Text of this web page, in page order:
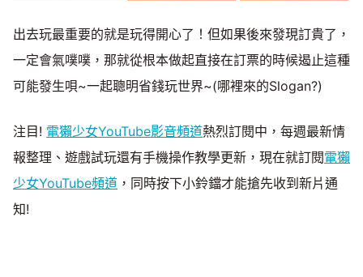
出去玩最重要的就是玩得開心了！但如果後來發現訂貴了，
一定會氣噗噗，那就從根本做起直接在訂票的時候遏止這種
可能發生唄~一起聰明省錢玩世界~(哪裡來的Slogan?)
注目! 電獺少女YouTube影音頻道熱烈訂閱中，每週最新情
報整理、遊戲試玩還有手機操作教學更新，現在就訂閱電獺
少女YouTube頻道 ，同時按下小鈴鐺才能搶先收到新片通
知!